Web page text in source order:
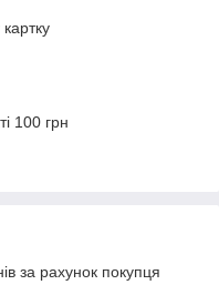
100 грн
за рахунок покупця